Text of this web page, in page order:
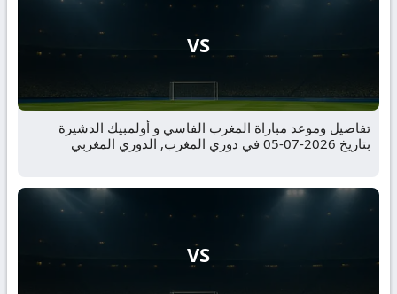
VS
تفاصيل وموعد مباراة المغرب الفاسي و أولمبيك الدشيرة
بتاريخ 2026-07-05 في دوري المغرب, الدوري المغربي
VS